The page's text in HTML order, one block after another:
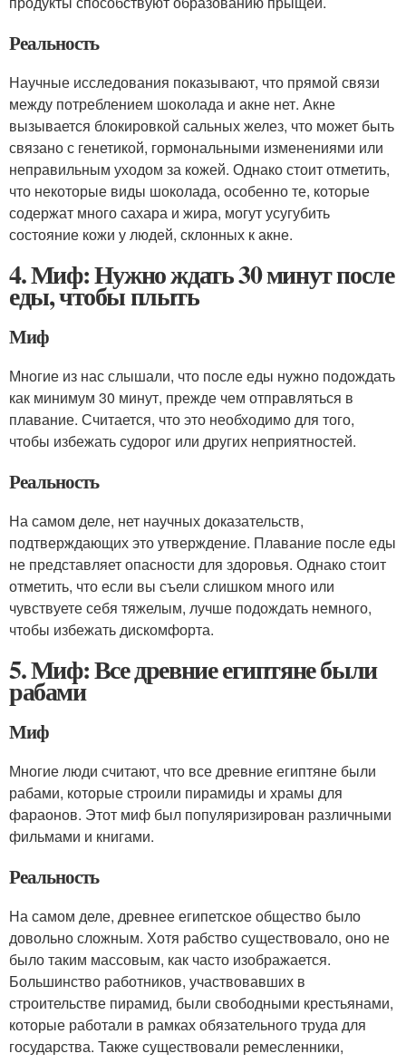
Реальность
Научные исследования показывают, что прямой связи
между потреблением шоколада и акне нет. Акне
вызывается блокировкой сальных желез, что может быть
связано с генетикой, гормональными изменениями или
неправильным уходом за кожей. Однако стоит отметить,
что некоторые виды шоколада, особенно те, которые
содержат много сахара и жира, могут усугубить
состояние кожи у людей, склонных к акне.
4. Миф: Нужно ждать 30 минут после
еды, чтобы плыть
Миф
Многие из нас слышали, что после еды нужно подождать
как минимум 30 минут, прежде чем отправляться в
плавание. Считается, что это необходимо для того,
чтобы избежать судорог или других неприятностей.
Реальность
На самом деле, нет научных доказательств,
подтверждающих это утверждение. Плавание после еды
не представляет опасности для здоровья. Однако стоит
отметить, что если вы съели слишком много или
чувствуете себя тяжелым, лучше подождать немного,
чтобы избежать дискомфорта.
5. Миф: Все древние египтяне были
рабами
Миф
Многие люди считают, что все древние египтяне были
рабами, которые строили пирамиды и храмы для
фараонов. Этот миф был популяризирован различными
фильмами и книгами.
Реальность
На самом деле, древнее египетское общество было
довольно сложным. Хотя рабство существовало, оно не
было таким массовым, как часто изображается.
Большинство работников, участвовавших в
строительстве пирамид, были свободными крестьянами,
которые работали в рамках обязательного труда для
государства. Также существовали ремесленники,